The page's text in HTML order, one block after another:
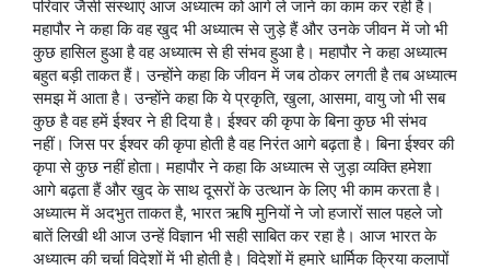
परिवार जैसी संस्थाएं आज अध्यात्म को आगे ले जाने का काम कर रही है।
महापौर ने कहा कि वह खुद भी अध्यात्म से जुड़े हैं और उनके जीवन में जो भी
कुछ हासिल हुआ है वह अध्यात्म से ही संभव हुआ है। महापौर ने कहा अध्यात्म
बहुत बड़ी ताकत हैं। उन्होंने कहा कि जीवन में जब ठोकर लगती है तब अध्यात्म
समझ में आता है। उन्होंने कहा कि ये प्रकृति, खुला, आसमा, वायु जो भी सब
कुछ है वह हमें ईश्वर ने ही दिया है। ईश्वर की कृपा के बिना कुछ भी संभव
नहीं। जिस पर ईश्वर की कृपा होती है वह निरंत आगे बढ़ता है। बिना ईश्वर की
कृपा से कुछ नहीं होता। महापौर ने कहा कि अध्यात्म से जुड़ा व्यक्ति हमेशा
आगे बढ़ता हैं और खुद के साथ दूसरों के उत्थान के लिए भी काम करता है।
अध्यात्म में अदभुत ताकत है, भारत ऋषि मुनियों ने जो हजारों साल पहले जो
बातें लिखी थी आज उन्हें विज्ञान भी सही साबित कर रहा है। आज भारत के
अध्यात्म की चर्चा विदेशों में भी होती है। विदेशों में हमारे धार्मिक क्रिया कलापों